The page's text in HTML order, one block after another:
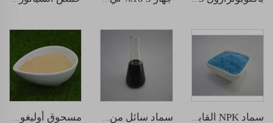
سماد NPK القابل للذوبان في الماء 20-20-20 سماد سائل من الأحماض الأمينية مسحوق أوليغوساكاريد الكيتوزان